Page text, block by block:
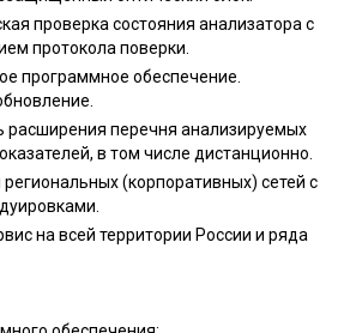
проверка состояния анализатора с
протокола поверки.
программное обеспечение.
расширения перечня анализируемых
в том числе дистанционно.
(корпоративных) сетей с
на всей территории России и ряда